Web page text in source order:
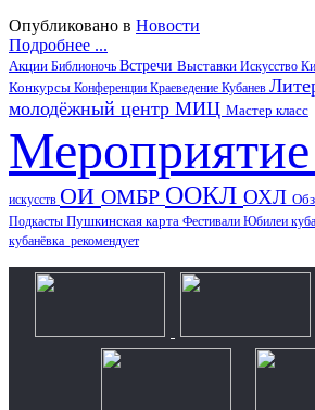
Опубликовано в Новости
Подробнее ...
Акции Библионочь Встречи Выставки Искусство
Конкурсы Конференции Краеведение Кубанев
молодёжный центр МИЦ Мастер класс
Мероприятие
искусств ОИ ОМБР ООКЛ ОХЛ
Подкасты Пушкинская карта Фестивали Юбилеи
кубанёвка_рекомендует